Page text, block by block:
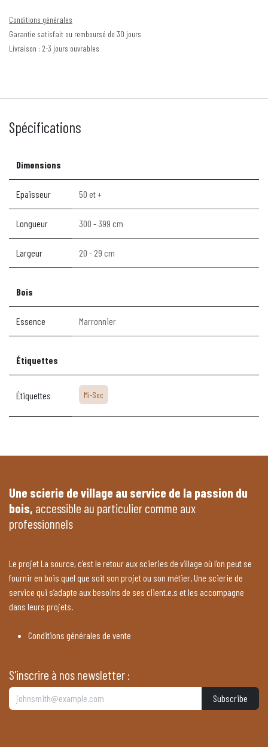
Conditions générales
Garantie satisfait ou remboursé de 30 jours
Livraison : 2-3 jours ouvrables
Spécifications
Dimensions
Epaisseur 50 et +
Longueur 300 - 399 cm
Largeur 20 - 29 cm
Bois
Essence Marronnier
Étiquettes
Étiquettes Mi-Sec
Une scierie de village au service de la passion du
bois, accessible au particulier comme aux
professionnels
Le projet La source, c’est le retour aux scieries de village où l’on peut se
fournir en bois quel que soit son projet ou son métier. Une scierie de
service qui s’adapte aux besoins de ses client.e.s et les accompagne
dans leurs projets.
Conditions générales de vente
S'inscrire à nos newsletter :
Subscribe